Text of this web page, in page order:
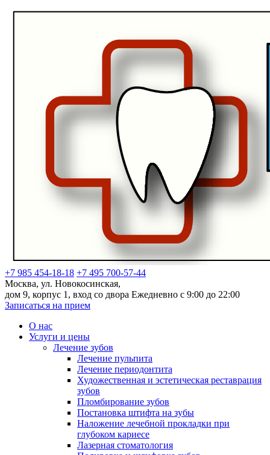
+7 985 454-18-18 +7 495 700-57-44
Москва, ул. Новокосинская,
дом 9, корпус 1, вход со двора Ежедневно с 9:00 до 22:00
Записаться на прием
О нас
Услуги и цены
Лечение зубов
Лечение пульпита
Лечение периодонтита
Художественная и эстетическая реставрация
зубов
Пломбирование зубов
Постановка штифта на зубы
Наложение лечебной прокладки при
глубоком кариесе
Лазерная стоматология